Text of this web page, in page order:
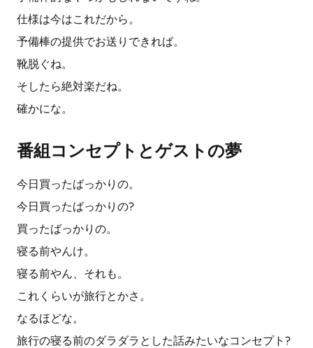
仕様は今はこれだから。
予備棒の提供でお送りできれば。
靴脱ぐね。
そしたら絶対楽だね。
確かにな。
番組コンセプトとゲストの夢
今日買ったばっかりの。
今日買ったばっかりの?
買ったばっかりの。
寝る前やんけ。
寝る前やん、それも。
これくらいが旅行とかさ。
なるほどな。
旅行の寝る前のダラダラとした話みたいなコンセプト?